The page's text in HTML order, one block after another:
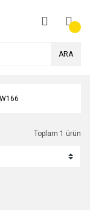
ARA
Toplam 1 ürün